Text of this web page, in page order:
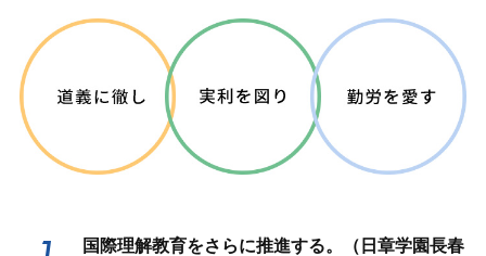
国際理解教育をさらに推進する。（日章学園長春